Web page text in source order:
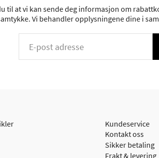
til at vi kan sende deg informasjon om
Vi behandler opplysningene dine i
Kundeservice
Kontakt oss
Sikker betaling
Frakt & levering